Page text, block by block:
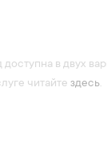
в двух
читайте здесь.